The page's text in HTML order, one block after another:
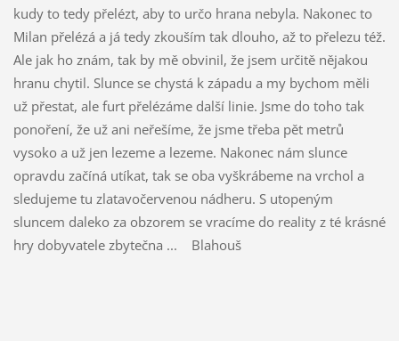
kudy to tedy přelézt, aby to určo hrana nebyla. Nakonec to
Milan přelézá a já tedy zkouším tak dlouho, až to přelezu též.
Ale jak ho znám, tak by mě obvinil, že jsem určitě nějakou
hranu chytil. Slunce se chystá k západu a my bychom měli
už přestat, ale furt přelézáme další linie. Jsme do toho tak
ponoření, že už ani neřešíme, že jsme třeba pět metrů
vysoko a už jen lezeme a lezeme. Nakonec nám slunce
opravdu začíná utíkat, tak se oba vyškrábeme na vrchol a
sledujeme tu zlatavočervenou nádheru. S utopeným
sluncem daleko za obzorem se vracíme do reality z té krásné
hry dobyvatele zbytečna ... Blahouš